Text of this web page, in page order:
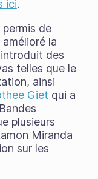
ici.
de
la
des
telles que le
ainsi
Giet qui a
plusieurs
Miranda
sur les